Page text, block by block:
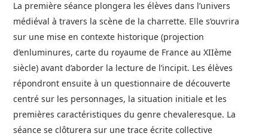
La première séance plongera les élèves dans l’univers
médiéval à travers la scène de la charrette. Elle s’ouvrira
sur une mise en contexte historique (projection
d’enluminures, carte du royaume de France au XIIème
siècle) avant d’aborder la lecture de l’incipit. Les élèves
répondront ensuite à un questionnaire de découverte
centré sur les personnages, la situation initiale et les
premières caractéristiques du genre chevaleresque. La
séance se clôturera sur une trace écrite collective